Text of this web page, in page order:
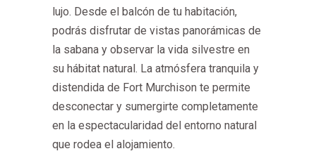
lujo. Desde el balcón de tu habitación,
podrás disfrutar de vistas panorámicas de
la sabana y observar la vida silvestre en
su hábitat natural. La atmósfera tranquila y
distendida de Fort Murchison te permite
desconectar y sumergirte completamente
en la espectacularidad del entorno natural
que rodea el alojamiento.